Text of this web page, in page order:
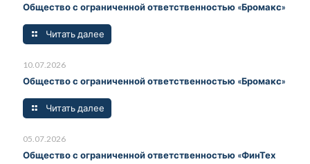
Общество с ограниченной ответственностью «Бромакс»
Читать далее
10.07.2026
Общество с ограниченной ответственностью «Бромакс»
Читать далее
05.07.2026
Общество с ограниченной ответственностью «ФинТех